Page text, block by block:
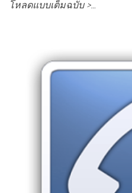
โหลดแบบเต็มฉบับ >…